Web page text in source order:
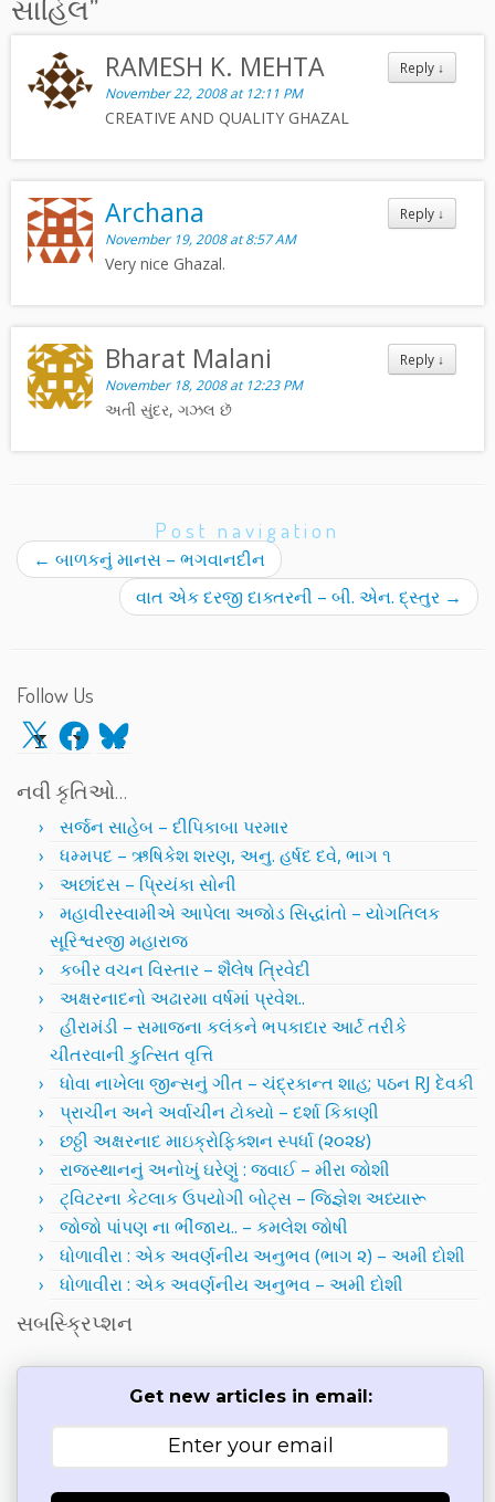
સાહિલ”
Reply ↓
RAMESH K. MEHTA
November 22, 2008 at 12:11 PM
CREATIVE AND QUALITY GHAZAL
Reply ↓
Archana
November 19, 2008 at 8:57 AM
Very nice Ghazal.
Reply ↓
Bharat Malani
November 18, 2008 at 12:23 PM
અતી સુંદર, ગઝલ છૅ
Post navigation
← બાળકનું માનસ – ભગવાનદીન
વાત એક દરજી દાક્તરની – બી. એન. દ્સ્તુર →
Follow Us
X Facebook
Bluesky
નવી કૃતિઓ…
સર્જન સાહેબ – દીપિકાબા પરમાર
ધમ્મપદ – ઋષિકેશ શરણ, અનુ. હર્ષદ દવે, ભાગ ૧
અછાંદસ – પ્રિયંકા સોની
મહાવીરસ્વામીએ આપેલા અજોડ સિદ્ધાંતો – યોગતિલક
સૂરિશ્વરજી મહારાજ
કબીર વચન વિસ્તાર – શૈલેષ ત્રિવેદી
અક્ષરનાદનો અઢારમા વર્ષમાં પ્રવેશ..
હીરામંડી – સમાજના કલંકને ભપકાદાર આર્ટ તરીકે
ચીતરવાની કુત્સિત વૃત્તિ
ધોવા નાખેલા જીન્સનું ગીત – ચંદ્રકાન્ત શાહ; પઠન RJ દેવકી
પ્રાચીન અને અર્વાચીન ટોક્યો – દર્શા કિકાણી
છઠ્ઠી અક્ષરનાદ માઇક્રોફિક્શન સ્પર્ધા (૨૦૨૪)
રાજસ્થાનનું અનોખું ઘરેણું : જવાઈ – મીરા જોશી
ટ્વિટરના કેટલાક ઉપયોગી બોટ્સ – જિજ્ઞેશ અધ્યારૂ
જોજો પાંપણ ના ભીંજાય.. – કમલેશ જોષી
ધોળાવીરા : એક અવર્ણનીય અનુભવ (ભાગ ૨) – અમી દોશી
ધોળાવીરા : એક અવર્ણનીય અનુભવ – અમી દોશી
સબસ્ક્રિપ્શન
Get new articles in email: